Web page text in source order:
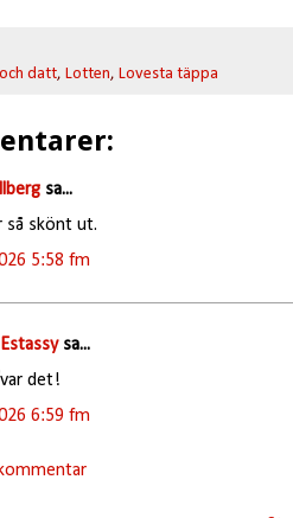
datt, Lotten, Lovesta täppa
sa...
så skönt ut.
5:58 fm
sa...
det!
6:59 fm